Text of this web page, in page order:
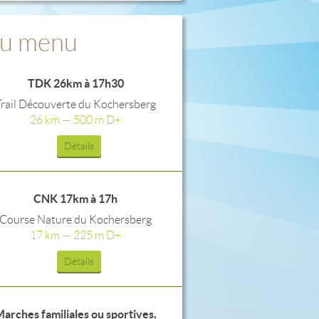
menu
TDK 26km à 17h30
Découverte du Kochersberg
26 km — 500 m D+
Détails
CNK 17km à 17h
Course Nature du Kochersberg
17 km — 225 m D+
Détails
familiales ou sportives,